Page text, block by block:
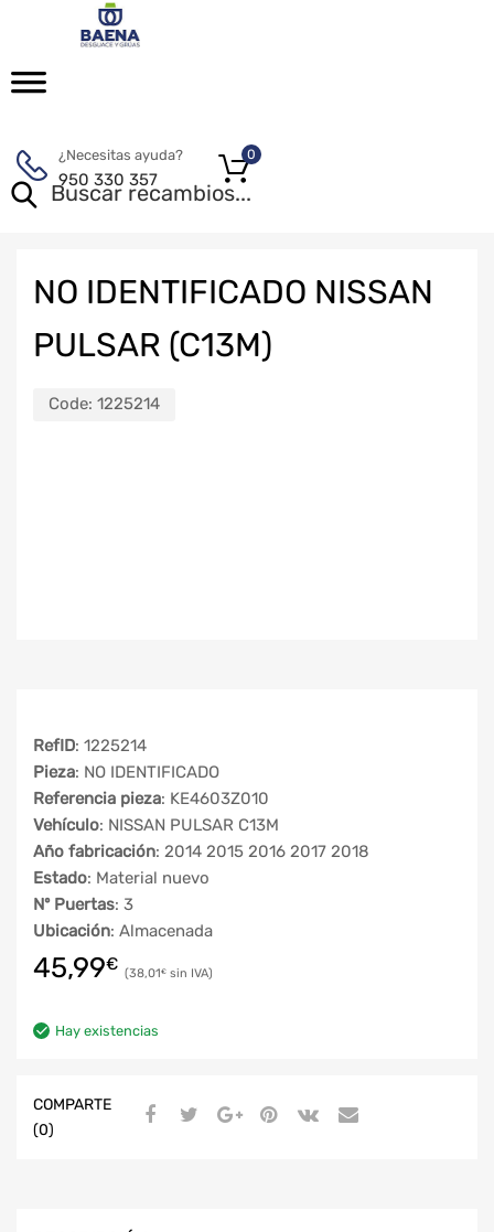
¿Necesitas ayuda?
950 330 357
0
NO IDENTIFICADO NISSAN
PULSAR (C13M)
Code: 1225214
RefID: 1225214
Pieza: NO IDENTIFICADO
Referencia pieza: KE4603Z010
Vehículo: NISSAN PULSAR C13M
Año fabricación: 2014 2015 2016 2017 2018
Estado: Material nuevo
Nº Puertas: 3
Ubicación: Almacenada
45,99€ 38,01€
Hay existencias
COMPARTE
(0)